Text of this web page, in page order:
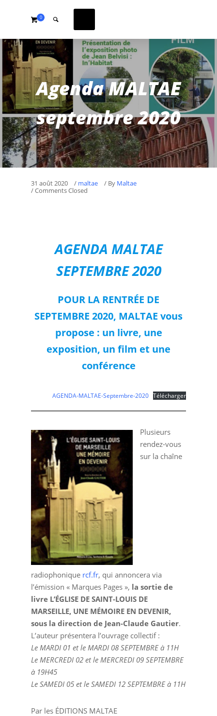
0
Agenda MALTAE
septembre 2020
31 août 2020 / maltae / By Maltae
/ Comments Closed
AGENDA MALTAE
SEPTEMBRE 2020
POUR LA RENTRÉE DE
SEPTEMBRE 2020, MALTAE vous
propose : un livre, une
exposition, un film et une
conférence
AGENDA-MALTAE-Septembre-2020 Télécharger
Plusieurs
rendez-vous
sur la chaîne
radiophonique rcf.fr, qui annoncera via
l’émission « Marques Pages », la sortie de
livre L’ÉGLISE DE SAINT-LOUIS DE
MARSEILLE, UNE MÉMOIRE EN DEVENIR,
sous la direction de Jean-Claude Gautier.
L’auteur présentera l’ouvrage collectif :
Le MARDI 01 et le MARDI 08 SEPTEMBRE à 11H
Le MERCREDI 02 et le MERCREDI 09 SEPTEMBRE
à 19H45
Le SAMEDI 05 et le SAMEDI 12 SEPTEMBRE à 11H
Par les ÉDITIONS MALTAE